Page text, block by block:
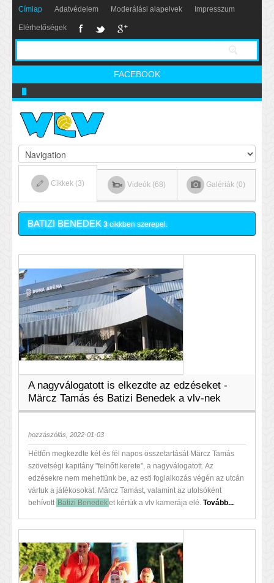
Címlap Adatvédelem Moderálási alapelvek Impresszum
Elérhetőségek
FACEBOOK
Cikkek (3) Videók (68) Galériák (0)
BATIZI BENEDEK 3cikkben szerepel.
A nagyválogatott is elkezdte az edzéseket -
Märcz Tamás és Batizi Benedek a vlv-nek
hozzászólás, 2022-01-03
Hétfőn megkezdte két és fél napos összetartását Märcz Tamás
szövetségi kapitány "felnőtt kerete", a nagyválogatott. Az
edzésekre nem mehettünk be, az esti foglalkozás végén az utcán
vártuk a játékosokat. Märcz Tamást, valamint az utolsóként
behívott Batizi Benedeket kértük a vlv kamerája elé. Tovább...